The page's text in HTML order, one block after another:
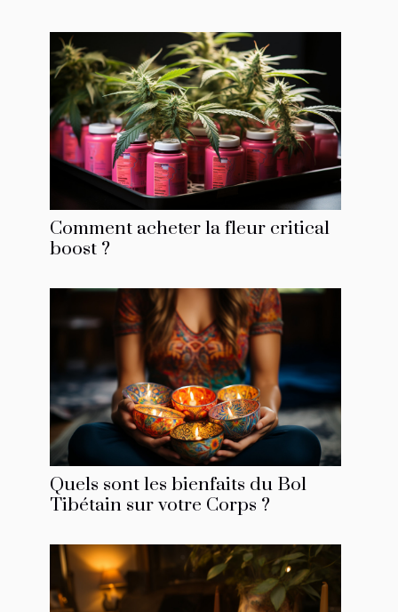
Comment acheter la fleur critical
boost ?
Quels sont les bienfaits du Bol
Tibétain sur votre Corps ?